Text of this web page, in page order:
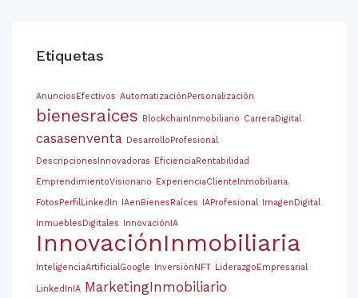
Etiquetas
AnunciosEfectivos AutomatizaciónPersonalización
bienesraices BlockchainInmobiliario CarreraDigital
casasenventa DesarrolloProfesional
DescripcionesInnovadoras EficienciaRentabilidad
EmprendimientoVisionario ExperienciaClienteInmobiliaria.
FotosPerfilLinkedIn IAenBienesRaíces IAProfesional ImagenDigital
InmueblesDigitales InnovaciónIA
InnovaciónInmobiliaria
InteligenciaArtificialGoogle InversiónNFT LiderazgoEmpresarial
LinkedInIA MarketingInmobiliario